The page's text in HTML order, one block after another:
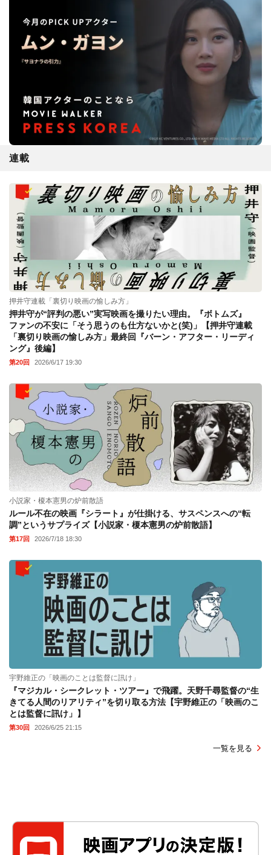
連載
押井守連載「裏切り映画の愉しみ方」
押井守が“評判の悪い”実写映画を撮りたい理由。『ボトムズ』
ファンの不安に「そう思うのも仕方ないかと(笑)」【押井守連載
「裏切り映画の愉しみ方」最終回『バーン・アフター・リーディ
ング』後編】
第20回 2026/6/17 19:30
小説家・榎本憲男の炉前散語
ルール不在の映画『シラート』が仕掛ける、サスペンスへの“転
調”というサプライズ【小説家・榎本憲男の炉前散語】
第17回 2026/7/18 18:30
宇野維正の「映画のことは監督に訊け」
『マジカル・シークレット・ツアー』で飛躍。天野千尋監督の“生
きてる人間のリアリティ”を切り取る方法【宇野維正の「映画のこ
とは監督に訊け」】
第30回 2026/6/25 21:15
一覧を見る